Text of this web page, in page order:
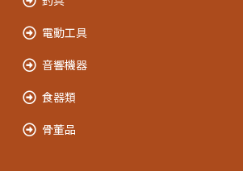
電動工具
音響機器
食器類
骨董品